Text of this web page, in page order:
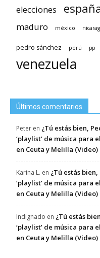
elecciones
maduro méxico
pedro sánchez perú pp
venezuela
Últimos comentarios
Peter en ¿Tú estás bien,
‘playlist’ de música para
en Ceuta y Melilla (Video)
Karina L. en ¿Tú estás
‘playlist’ de música para
en Ceuta y Melilla (Video)
Indignado en ¿Tú estás
‘playlist’ de música para
en Ceuta y Melilla (Video)